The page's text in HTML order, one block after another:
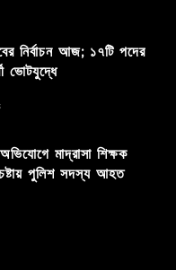
নির্বাচন আজ; ১৭টি পদের
ভোটযুদ্ধে
মাদ্রাসা শিক্ষক
পুলিশ সদস্য আহত